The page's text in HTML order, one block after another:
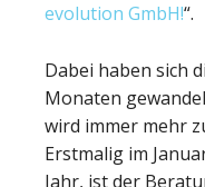
evolution GmbH!“.
Dabei haben sich
Monaten
wird immer mehr
Erstmalig im
Jahr, ist der